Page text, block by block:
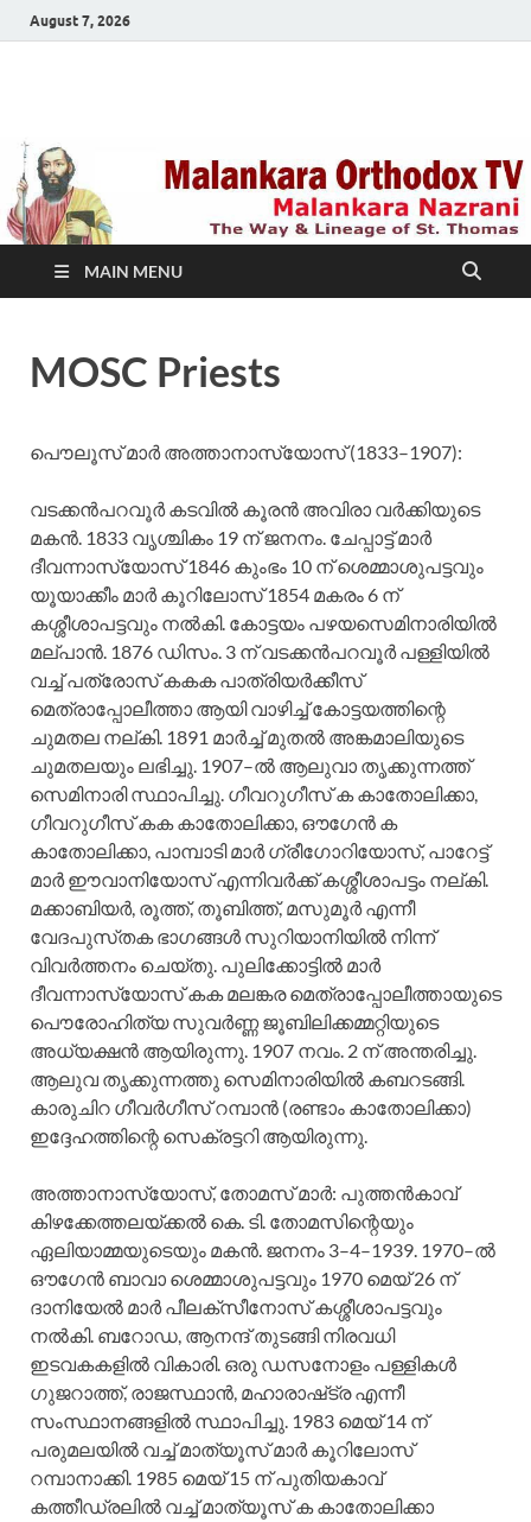
August 7, 2026
TV
MAIN MENU
MOSC Priests
പൌലൂസ്‌ മാര്‍ അത്താനാസ്യോസ്‌ (1833–1907):
വടക്കന്‍പറവൂര്‍ കടവില്‍ കൂരന്‍ അവിരാ വര്‍ക്കിയുടെ
മകന്‍. 1833 വൃശ്ചികം 19 ന്‌ ജനനം. ചേപ്പാട്ട്‌ മാര്‍
ദീവന്നാസ്യോസ്‌ 1846 കുംഭം 10 ന്‌ ശെമ്മാശുപട്ടവും
യൂയാക്കീം മാര്‍ കൂറിലോസ്‌ 1854 മകരം 6 ന്‌
കശ്ശീശാപട്ടവും നല്‍കി. കോട്ടയം പഴയസെമിനാരിയില്‍
മല്‌പാന്‍. 1876 ഡിസം. 3 ന്‌ വടക്കന്‍പറവൂര്‍ പള്ളിയില്‍
വച്ച്‌ പത്രോസ്‌ കകക പാത്രിയര്‍ക്കീസ്‌
മെത്രാപ്പോലീത്താ ആയി വാഴിച്ച്‌ കോട്ടയത്തിന്റെ
ചുമതല നല്‌കി. 1891 മാര്‍ച്ച്‌ മുതല്‍ അങ്കമാലിയുടെ
ചുമതലയും ലഭിച്ചു. 1907–ല്‍ ആലുവാ തൃക്കുന്നത്ത്‌
സെമിനാരി സ്ഥാപിച്ചു. ഗീവറുഗീസ്‌ ക കാതോലിക്കാ,
ഗീവറുഗീസ്‌ കക കാതോലിക്കാ, ഔഗേന്‍ ക
കാതോലിക്കാ, പാമ്പാടി മാര്‍ ഗ്രീഗോറിയോസ്‌, പാറേട്ട്‌
മാര്‍ ഈവാനിയോസ്‌ എന്നിവര്‍ക്ക്‌ കശ്ശീശാപട്ടം നല്‌കി.
മക്കാബിയര്‍, രൂത്ത്‌, തൂബിത്ത്‌, മസുമൂര്‍ എന്നീ
വേദപുസ്‌തക ഭാഗങ്ങള്‍ സുറിയാനിയില്‍ നിന്ന്‌
വിവര്‍ത്തനം ചെയ്‌തു. പുലിക്കോട്ടില്‍ മാര്‍
ദീവന്നാസ്യോസ്‌ കക മലങ്കര മെത്രാപ്പോലീത്തായുടെ
പൌരോഹിത്യ സുവര്‍ണ്ണ ജൂബിലിക്കമ്മറ്റിയുടെ
അധ്യക്ഷന്‍ ആയിരുന്നു. 1907 നവം. 2 ന്‌ അന്തരിച്ചു.
ആലുവ തൃക്കുന്നത്തു സെമിനാരിയില്‍ കബറടങ്ങി.
കാരുചിറ ഗീവര്‍ഗീസ്‌ റമ്പാന്‍ (രണ്ടാം കാതോലിക്കാ)
ഇദ്ദേഹത്തിന്റെ സെക്രട്ടറി ആയിരുന്നു.
അത്താനാസ്യോസ്‌, തോമസ്‌ മാര്‍: പുത്തന്‍കാവ്‌
കിഴക്കേത്തലയ്ക്കല്‍ കെ. ടി. തോമസിന്റെയും
ഏലിയാമ്മയുടെയും മകന്‍. ജനനം 3–4–1939. 1970–ല്‍
ഔഗേന്‍ ബാവാ ശെമ്മാശുപട്ടവും 1970 മെയ്‌ 26 ന്‌
ദാനിയേല്‍ മാര്‍ പീലക്‌സീനോസ്‌ കശ്ശീശാപട്ടവും
നല്‍കി. ബറോഡ, ആനന്ദ്‌ തുടങ്ങി നിരവധി
ഇടവകകളില്‍ വികാരി. ഒരു ഡസനോളം പള്ളികള്‍
ഗുജറാത്ത്‌, രാജസ്ഥാന്‍, മഹാരാഷ്‌ട്ര എന്നീ
സംസ്ഥാനങ്ങളില്‍ സ്ഥാപിച്ചു. 1983 മെയ്‌ 14 ന്‌
പരുമലയില്‍ വച്ച്‌ മാത്യൂസ്‌ മാര്‍ കൂറിലോസ്‌
റമ്പാനാക്കി. 1985 മെയ്‌ 15 ന്‌ പുതിയകാവ്‌
കത്തീഡ്രലില്‍ വച്ച്‌ മാത്യൂസ്‌ ക കാതോലിക്കാ